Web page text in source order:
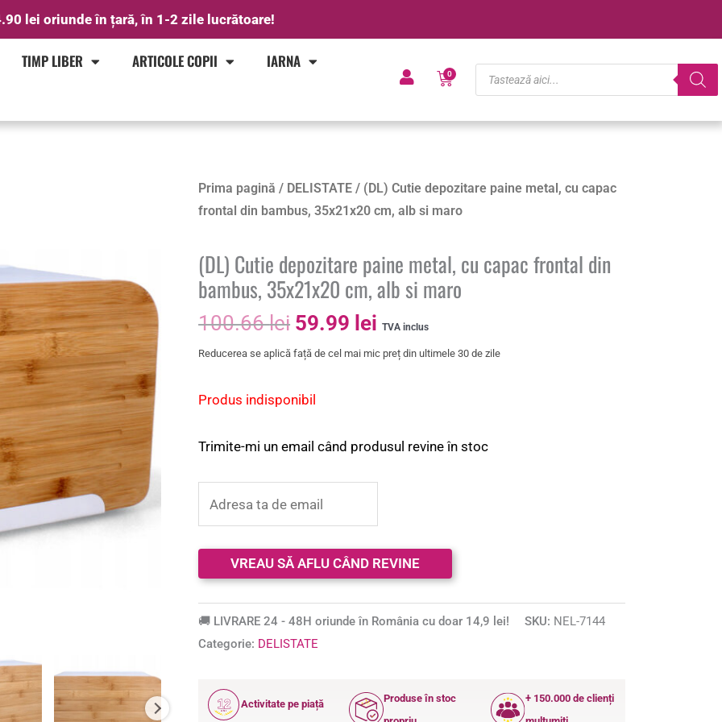
lei oriunde în țară, în 1-2 zile lucrătoare!
TIMP LIBER ARTICOLE COPII
IARNA
0
Cart
Products
search
Prima pagină / DELISTATE / (DL) Cutie depozitare paine metal, cu capac
frontal din bambus, 35x21x20 cm, alb si maro
(DL) Cutie depozitare paine metal, cu capac frontal din
bambus, 35x21x20 cm, alb si maro
100.66lei
Prețul
inițial
fost:
100.66 lei.
59.99 lei
Prețul
curent
59.99 lei.
TVA inclus
Reducerea se aplică față de cel mai mic preț din ultimele 30 de zile
Produs indisponibil
Trimite-mi un email când produsul revine în stoc
🚚 LIVRARE 24 - 48H oriunde în România cu doar 14,9 lei! SKU: NEL-7144
Categorie: DELISTATE
12
ANI
Activitate pe piață
Produse în stoc
+ 150.000 de clienți